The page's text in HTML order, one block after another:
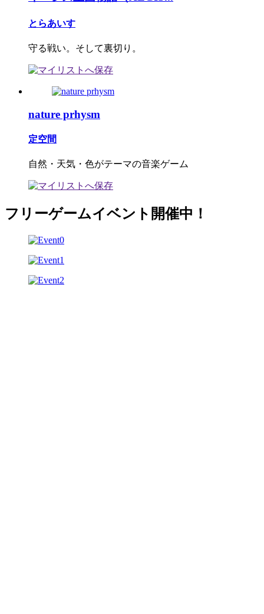
とらあいす
守る戦い。そして裏切り。
nature prhysm
定空間
自然・天気・色がテーマの音楽ゲーム
フリーゲームイベント開催中！